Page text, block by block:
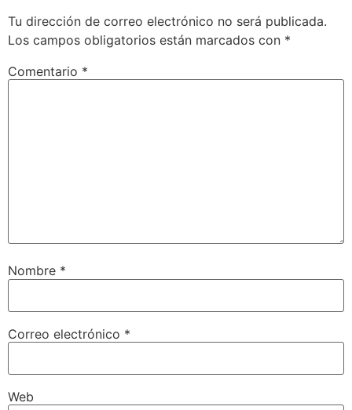
Tu dirección de correo electrónico no será publicada.
Los campos obligatorios están marcados con *
Comentario *
Nombre *
Correo electrónico *
Web